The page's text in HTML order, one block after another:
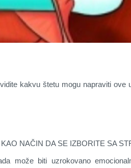
kakvu štetu mogu napraviti ove
NAČIN DA SE IZBORITE SA
može biti uzrokovano